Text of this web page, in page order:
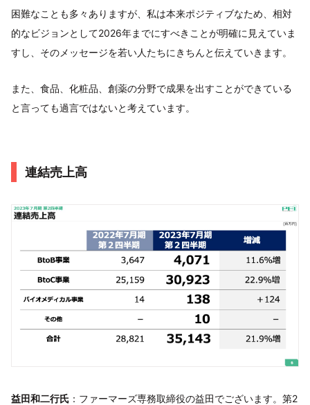
困難なことも多々ありますが、私は本来ポジティブなため、相対
的なビジョンとして2026年までにすべきことが明確に見えていま
すし、そのメッセージを若い人たちにきちんと伝えていきます。
また、食品、化粧品、創薬の分野で成果を出すことができている
と言っても過言ではないと考えています。
連結売上高
益田和二行氏 ：ファーマーズ専務取締役の益田でございます。第2